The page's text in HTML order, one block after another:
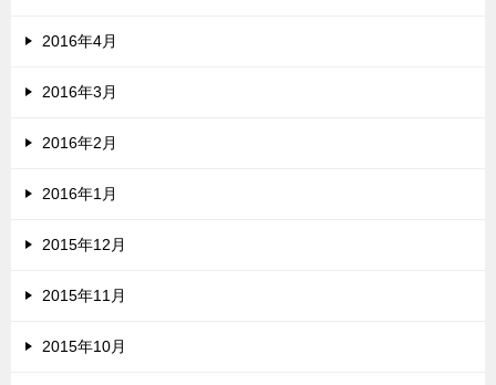
2016年4月
2016年3月
2016年2月
2016年1月
2015年12月
2015年11月
2015年10月